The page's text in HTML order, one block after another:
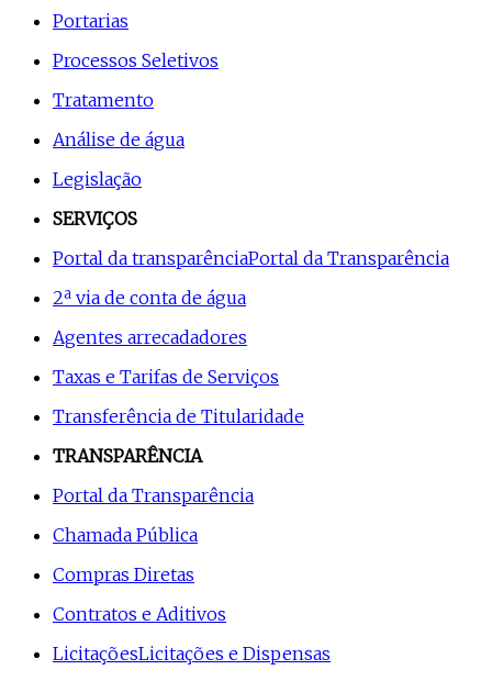
Portarias
Processos Seletivos
Tratamento
Análise de água
Legislação
SERVIÇOS
Portal da transparênciaPortal da Transparência
2ª via de conta de água
Agentes arrecadadores
Taxas e Tarifas de Serviços
Transferência de Titularidade
TRANSPARÊNCIA
Portal da Transparência
Chamada Pública
Compras Diretas
Contratos e Aditivos
LicitaçõesLicitações e Dispensas